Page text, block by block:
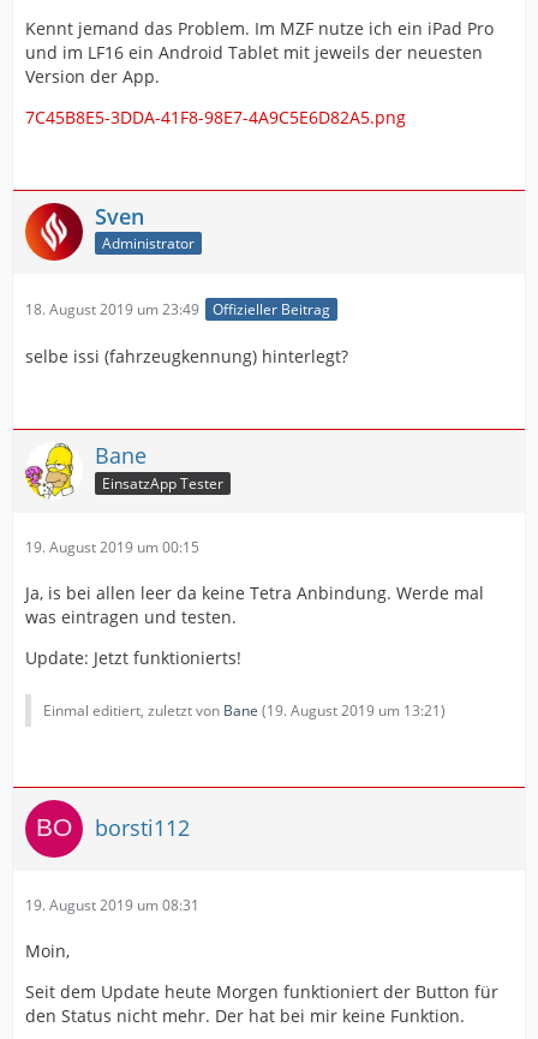
Kennt jemand das Problem. Im MZF nutze ich ein iPad Pro
und im LF16 ein Android Tablet mit jeweils der neuesten
Version der App.
7C45B8E5-3DDA-41F8-98E7-4A9C5E6D82A5.png
Sven
Administrator
18. August 2019 um 23:49 Offizieller Beitrag
selbe issi (fahrzeugkennung) hinterlegt?
Bane
EinsatzApp Tester
19. August 2019 um 00:15
Ja, is bei allen leer da keine Tetra Anbindung. Werde mal
was eintragen und testen.
Update: Jetzt funktionierts!
Einmal editiert, zuletzt von Bane (19. August 2019 um 13:21)
borsti112
19. August 2019 um 08:31
Moin,
Seit dem Update heute Morgen funktioniert der Button für
den Status nicht mehr. Der hat bei mir keine Funktion.